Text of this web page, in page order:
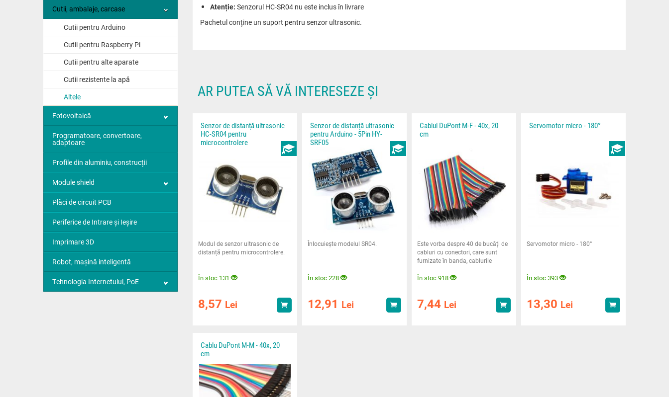
Atenție: Senzorul HC-SR04 nu este inclus în livrare
Pachetul conține un suport pentru senzor ultrasonic.
AR PUTEA SĂ VĂ INTERESEZE ȘI
Senzor de distanță ultrasonic
HC-SR04 pentru
microcontrolere
Modul de senzor ultrasonic de
distanță pentru microcontrolere.
În stoc 131
8,57 Lei Achiziționează
Senzor de distanță ultrasonic
pentru Arduino - 5Pin HY-
SRF05
Înlocuiește modelul SR04.
În stoc 228
12,91 Lei Achiziționează
Cablul DuPont M-F - 40x, 20
cm
Este vorba despre 40 de bucăți de
cabluri cu conectori, care sunt
furnizate în banda, cablurile
În stoc 918
7,44 Lei Achiziționează
Servomotor micro - 180°
Servomotor micro - 180°
În stoc 393
13,30 Lei Achiziționează
Cablu DuPont M-M - 40x, 20
cm
Cutii, ambalaje, carcase
Cutii pentru Arduino
Cutii pentru Raspberry Pi
Cutii pentru alte aparate
Cutii rezistente la apă
Altele
Fotovoltaică
Programatoare, convertoare,
adaptoare
Profile din aluminiu, construcții
Module shield
Plăci de circuit PCB
Periferice de Intrare și Ieșire
Imprimare 3D
Robot, mașină inteligentă
Tehnologia Internetului, PoE